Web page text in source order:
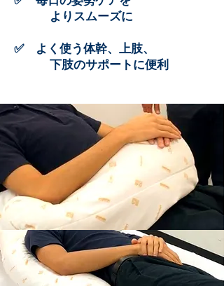
よりスムーズに
✅ よく使う体幹、上肢、
​ 下肢のサポートに便利